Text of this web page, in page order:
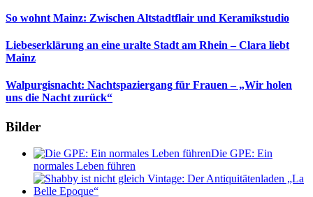
So wohnt Mainz: Zwischen Altstadtflair und Keramikstudio
Liebeserklärung an eine uralte Stadt am Rhein – Clara liebt
Mainz
Walpurgisnacht: Nachtspaziergang für Frauen – „Wir holen
uns die Nacht zurück“
Bilder
Die GPE: Ein
normales Leben führen